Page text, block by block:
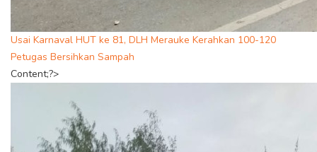
Usai Karnaval HUT ke 81, DLH Merauke Kerahkan 100-120
Petugas Bersihkan Sampah
Content;?>